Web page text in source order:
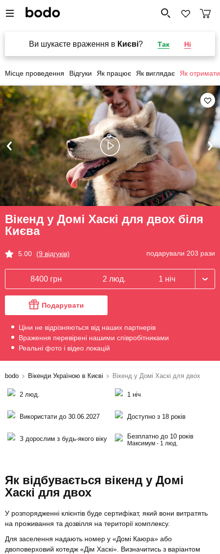
Ви шукаєте враження в Києві? Так Ні
Місце проведення Відгуки Як працює Як виглядає Як отримати
Вікенд у Домі Хаскі для двох біля
Києва
5.00 (9 відгуків) подарували 203 рази
8400 грн 2 люд. 1 ніч
Подарувати
Ціни не відрізняються від наших партнерів
Враження перевірені нашими співробітниками
Реальні фото і відео локацій
bodo Вікенди Україною в Києві Вікенд у Домі Хаскі для двох
2 люд. 1 ніч
Використати до 30.06.2027 Доступно з 18 років
З дорослим з будь-якого віку Безплатно до 10 років
Максимум - 1 люд.
Як відбувається вікенд у Домі
Хаскі для двох
У розпорядженні клієнтів буде сертифікат, який вони витратять
на проживання та дозвілля на території комплексу.
Для заселення надають номер у «Домі Каюра» або
двоповерховий котедж «Дім Хаскі». Визначитись з варіантом